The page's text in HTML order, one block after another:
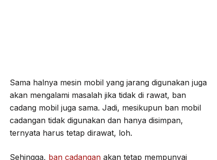
Sama halnya mesin mobil yang jarang digunakan juga
akan mengalami masalah jika tidak di rawat, ban
cadang mobil juga sama. Jadi, mesikupun ban mobil
cadangan tidak digunakan dan hanya disimpan,
ternyata harus tetap dirawat, loh.
Sehingga, ban cadangan akan tetap mempunyai